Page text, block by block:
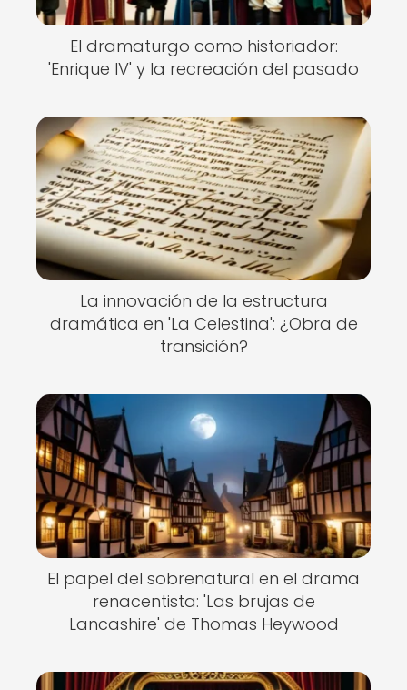
El dramaturgo como historiador:
'Enrique IV' y la recreación del pasado
La innovación de la estructura
dramática en 'La Celestina': ¿Obra de
transición?
El papel del sobrenatural en el drama
renacentista: 'Las brujas de
Lancashire' de Thomas Heywood